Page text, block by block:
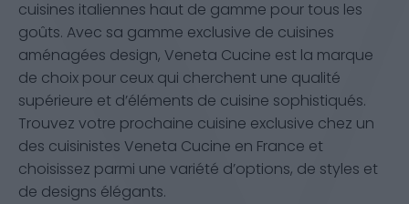
cuisines italiennes haut de gamme pour tous les
goûts. Avec sa gamme exclusive de cuisines
aménagées design, Veneta Cucine est la marque
de choix pour ceux qui cherchent une qualité
supérieure et d’éléments de cuisine sophistiqués.
Trouvez votre prochaine cuisine exclusive chez un
des cuisinistes Veneta Cucine en France et
choisissez parmi une variété d’options, de styles et
de designs élégants.